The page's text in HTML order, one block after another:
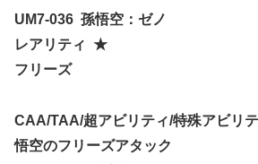
UM7-036 孫悟空：ゼノ
レアリティ ★
フリーズ
CAA/TAA/超アビリティ/特殊アビリ
悟空のフリーズアタック